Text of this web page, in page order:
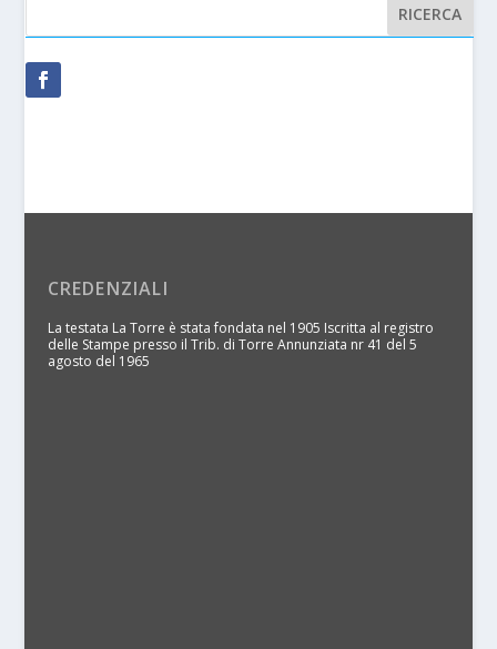
CREDENZIALI
La testata La Torre è stata fondata nel 1905 Iscritta al registro
delle Stampe presso il Trib. di Torre Annunziata nr 41 del 5
agosto del 1965